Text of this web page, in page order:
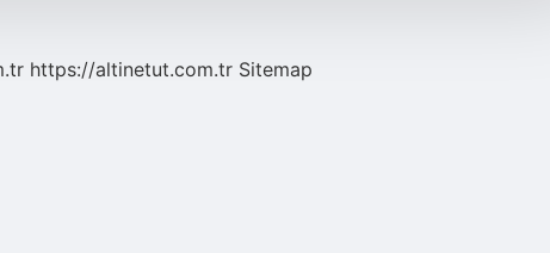
https://altinetut.com.tr Sitemap